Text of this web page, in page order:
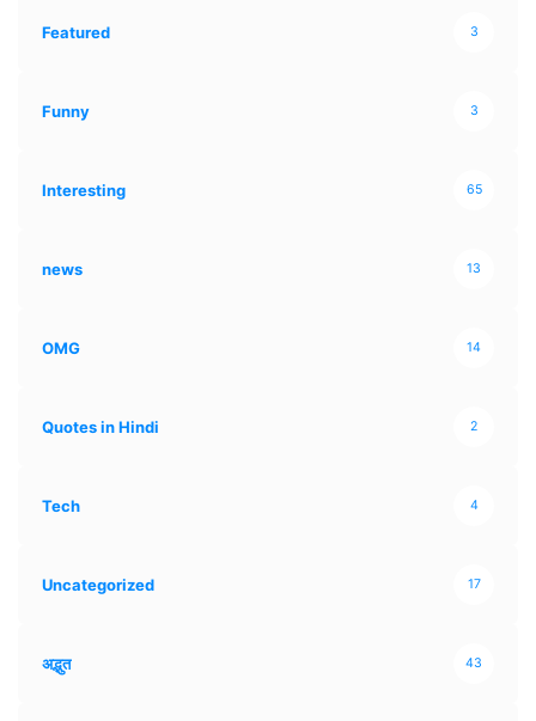
Featured 3
Funny 3
Interesting 65
news 13
OMG 14
Quotes in Hindi 2
Tech 4
Uncategorized 17
अद्भुत 43